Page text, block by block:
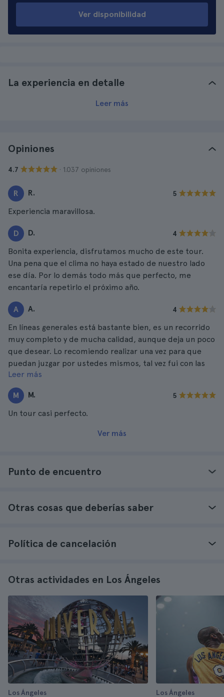
Ver disponibilidad
La experiencia en detalle
Leer más
Opiniones
4.7 · 1.037 opiniones
R R. 5
Experiencia maravillosa.
D D. 4
Bonita experiencia, disfrutamos mucho de este tour.
Una pena que el clima no haya estado de nuestro lado
ese día. Por lo demás todo más que perfecto, me
encantaría repetirlo el próximo año.
A A. 4
En líneas generales está bastante bien, es un recorrido
muy completo y de mucha calidad, aunque deja un poco
que desear. Lo recomiendo realizar una vez para que
puedan juzgar por ustedes mismos, tal vez fui con las
expectativas muy altas.
Leer más
M M. 5
Un tour casi perfecto.
Ver más
Punto de encuentro
Otras cosas que deberías saber
Política de cancelación
Otras actividades en Los Ángeles
Los Ángeles Los Ángeles